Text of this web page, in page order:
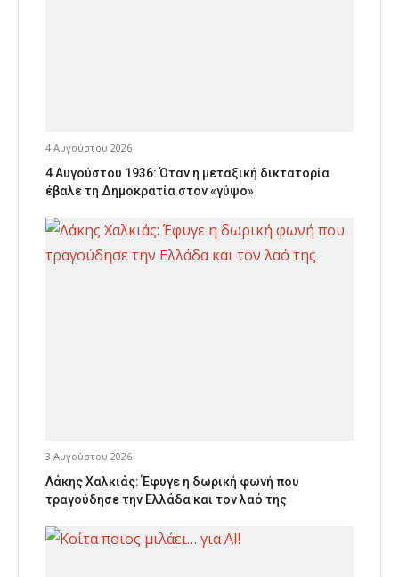
4 Αυγούστου 2026
4 Αυγούστου 1936: Όταν η μεταξική δικτατορία
έβαλε τη Δημοκρατία στον «γύψο»
3 Αυγούστου 2026
Λάκης Χαλκιάς: Έφυγε η δωρική φωνή που
τραγούδησε την Ελλάδα και τον λαό της